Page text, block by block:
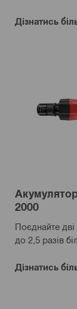
Дізнатись
2000
Поєднайте
до 2,5 разів
Дізнатись